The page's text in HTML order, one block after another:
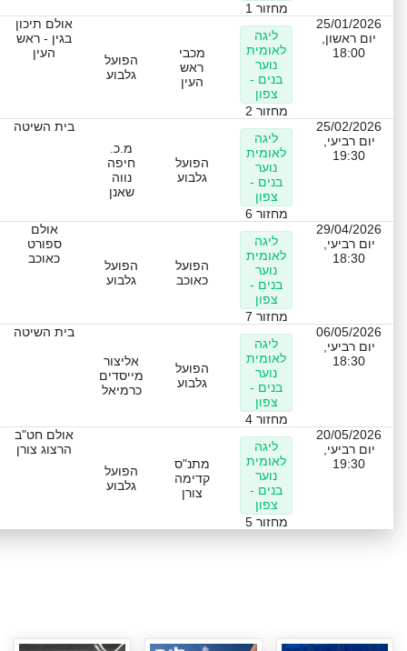
מחזור 1
25/01/2026
יום ראשון,
18:00
ליגה
לאומית
נוער
בנים -
צפון
מחזור 2
מכבי
ראש
העין
הפועל
גלבוע
אולם תיכון
בגין - ראש
העין
25/02/2026
יום רביעי,
19:30
ליגה
לאומית
נוער
בנים -
צפון
מחזור 6
הפועל
גלבוע
מ.כ.
חיפה
נווה
שאנן
בית השיטה
29/04/2026
יום רביעי,
18:30
ליגה
לאומית
נוער
בנים -
צפון
מחזור 7
הפועל
כאוכב
הפועל
גלבוע
אולם
ספורט
כאוכב
06/05/2026
יום רביעי,
18:30
ליגה
לאומית
נוער
בנים -
צפון
מחזור 4
הפועל
גלבוע
אליצור
מייסדים
כרמיאל
בית השיטה
20/05/2026
יום רביעי,
19:30
ליגה
לאומית
נוער
בנים -
צפון
מחזור 5
מתנ"ס
קדימה
צורן
הפועל
גלבוע
אולם חט"ב
הרצוג צורן